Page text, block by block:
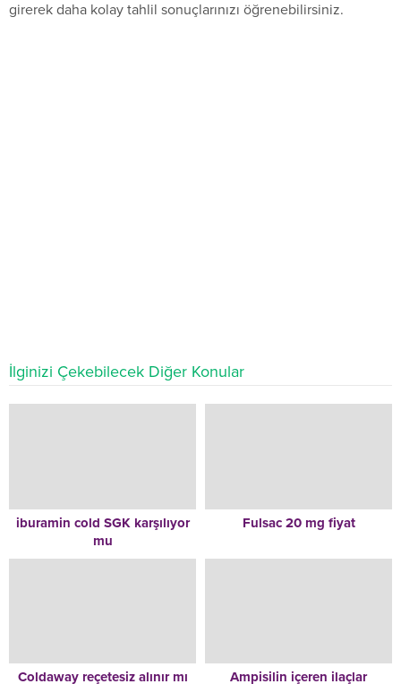
girerek daha kolay tahlil sonuçlarınızı öğrenebilirsiniz.
İlginizi Çekebilecek Diğer Konular
iburamin cold SGK karşılıyor
mu
Fulsac 20 mg fiyat
Coldaway reçetesiz alınır mı Ampisilin içeren ilaçlar